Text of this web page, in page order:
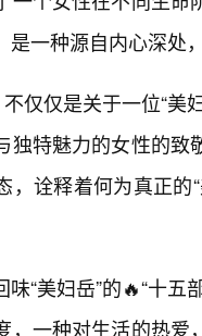
是一种源自内心深处
不仅仅是关于一位“
独特魅力的女性的
，诠释着何为真正
味“美妇岳”的🔥“十
，一种对生活的热